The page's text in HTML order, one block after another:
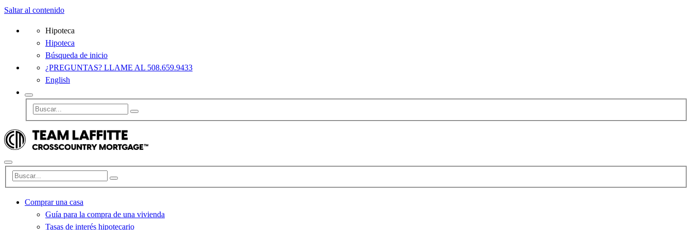
Saltar al contenido
Hipoteca
Hipoteca
Búsqueda de inicio
¿PREGUNTAS? LLAME AL 508.659.9433
English
Comprar una casa
Guía para la compra de una vivienda
Tasas de interés hipotecario